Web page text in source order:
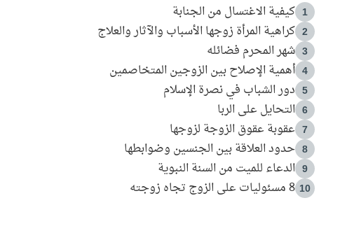
1 كيفية الاغتسال من الجنابة
2 كراهية المرأة زوجها الأسباب والآثار والعلاج
3 شهر المحرم فضائله
4 أهمية الإصلاح بين الزوجين المتخاصمين
5 دور الشباب في نصرة الإسلام
6 التحايل على الربا
7 عقوبة عقوق الزوجة لزوجها
8 حدود العلاقة بين الجنسين وضوابطها
9 الدعاء للميت من السنة النبوية
10 8 مسئوليات على الزوج تجاه زوجته